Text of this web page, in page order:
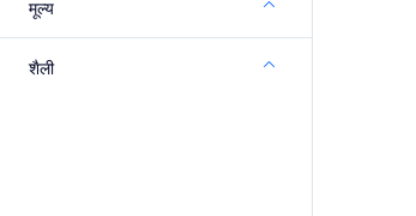
मूल्य
शैली